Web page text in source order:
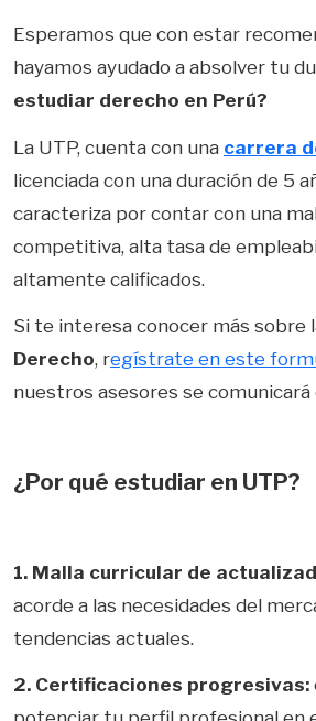
Esperamos que con estar
hayamos ayudado a absolver tu
estudiar derecho en Perú?
La UTP, cuenta con una carrera
licenciada con una duración de 5
caracteriza por contar con una
competitiva, alta tasa de
altamente calificados.
Si te interesa conocer más sobre
Derecho, regístrate en este
nuestros asesores se
¿Por qué estudiar en UTP?
1. Malla curricular de
acorde a las necesidades del
tendencias actuales.
2. Certificaciones progresivas: